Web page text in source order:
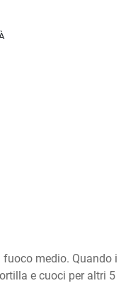
medio. Quando i
e cuoci per altri 5